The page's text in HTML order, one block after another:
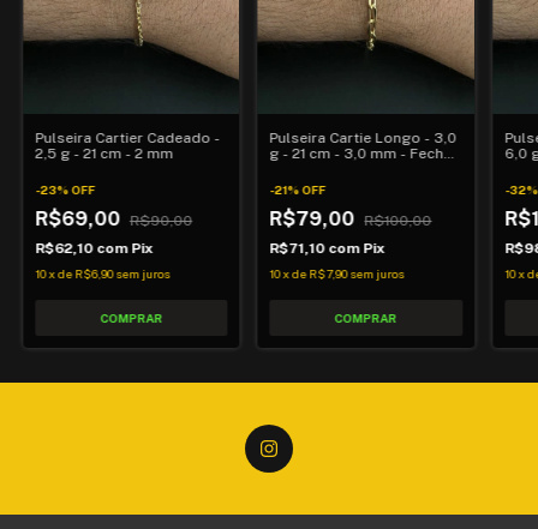
Pulseira Cartier Cadeado -
2,5 g - 21 cm - 2 mm
-23%OFF
R$69,00 R$90,00
R$62,10 com Pix
10xdeR$6,90 sem juros
Pulseira Cartie Longo - 3,0
g - 21 cm - 3,0 mm - Fecho
-21%OFF
R$79,00
R$100,00
R$71,10 com Pix
10xdeR$7,90 sem juros
6,0
-32
10x